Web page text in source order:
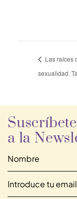
Las raíces
sexualidad.
Suscríbete
a la